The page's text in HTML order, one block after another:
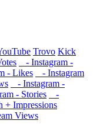
Trovo Kick
- Instagram -
- Likes
- Instagram
- Instagram -
- Stories
-
+ Impressions
Views